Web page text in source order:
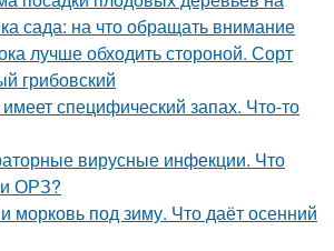
сада: на что обращать внимание
лучше обходить стороной. Сорт
грибовский
специфический запах. Что-то
вирусные инфекции. Что
ОРЗ?
морковь под зиму. Что даёт осенний